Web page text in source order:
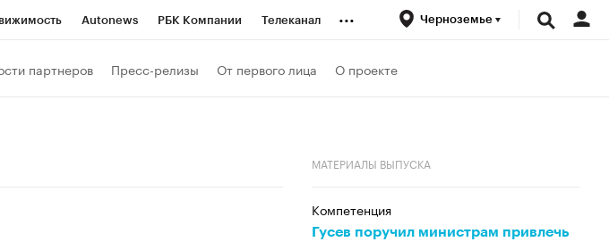
Autonews РБК Компании Телеканал ... Черноземье
партнеров Пресс-релизы От первого лица О проекте
МАТЕРИАЛЫ ВЫПУСКА
Компетенция
Гусев поручил министрам привлечь